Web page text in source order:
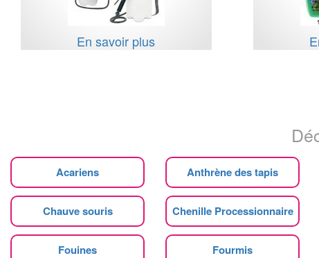
En savoir plus
Acariens Anthrène des tapis
Chauve souris Chenille Processionnaire
Fouines Fourmis